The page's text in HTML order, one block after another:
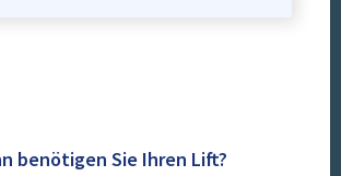
benötigen Sie Ihren Lift?